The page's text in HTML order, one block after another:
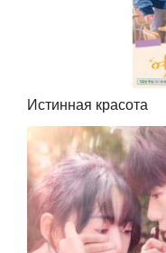
Истинная красота